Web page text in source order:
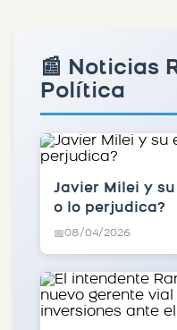
📰 Noticias
Política
Javier Milei y
o lo perjudica?
📅08/04/2026